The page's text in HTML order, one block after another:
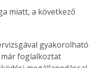
miatt, a következő
gyakorolható
már foglalkoztat